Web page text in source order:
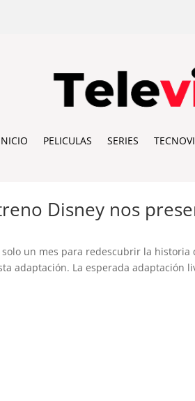
PELICULAS SERIES
Disney nos
un mes para redescubrir la historia
adaptación. La esperada adaptación